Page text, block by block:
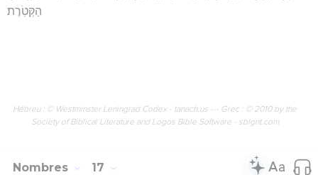
הַקְּטֹֽרֶת׃
Hébreu : © Westminster Leningrad Codex - tanach.us --- Grec : © 2010 by the
Society of Biblical Literature and Logos Bible Software - sblgnt.com
Nombres 17